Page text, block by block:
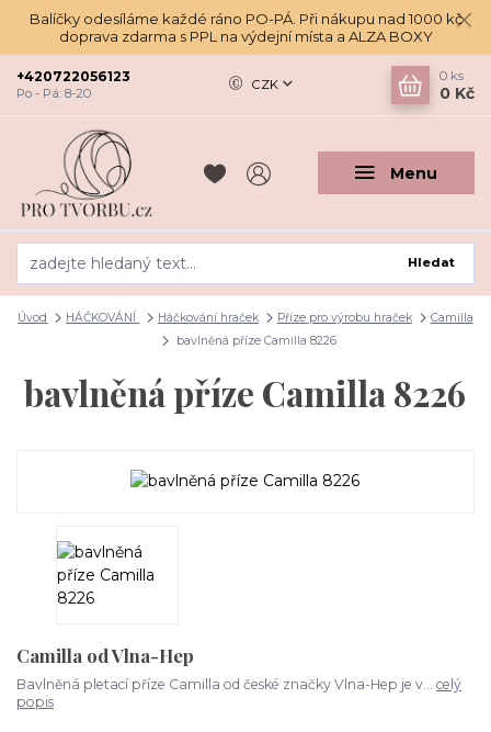
Balíčky odesíláme každé ráno PO-PÁ. Při nákupu nad 1000 kč
doprava zdarma s PPL na výdejní místa a ALZA BOXY
Menu
CZK
Hledat
+420722056123
Po - Pá: 8-20
0 ks
0 Kč
Úvod HÁČKOVÁNÍ Háčkování hraček Příze pro výrobu hraček
Camilla
bavlněná příze Camilla 8226
bavlněná příze Camilla 8226
Camilla od Vlna-Hep
Bavlněná pletací příze Camilla od české značky Vlna-Hep je v... celý
popis